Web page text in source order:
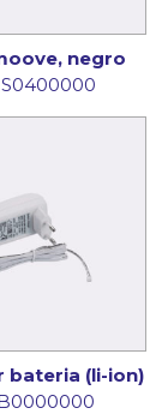
negro
bateria (li-ion)